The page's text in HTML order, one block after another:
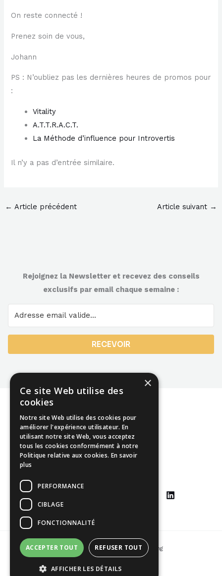
On reste connecté !
Prenez soin de vous,
Johann
PS : N’oubliez pas les dernières heures de promos pour
:
​Vitality​
​A.T.T.R.A.C.T.​
​La Méthode d’influence pour Introvertis​
Il n’y a pas d’entrée similaire.
← Article précédent Article suivant →
Rejoignez la Newsletter et recevez des conseils
exclusifs par email chaque semaine :
RECEVOIR
Mentions légales
CGU
Copyright © 2026 Johann Yang-Ting
×
Ce site Web utilise des
cookies
Notre site Web utilise des cookies pour
améliorer l'expérience utilisateur. En
utilisant notre site Web, vous acceptez
tous les cookies conformément à notre
Politique relative aux cookies. En savoir
plus
PERFORMANCE
CIBLAGE
FONCTIONNALITÉ
ACCEPTER TOUT REFUSER TOUT
AFFICHER LES DÉTAILS